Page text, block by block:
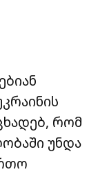
რომ
უნდა